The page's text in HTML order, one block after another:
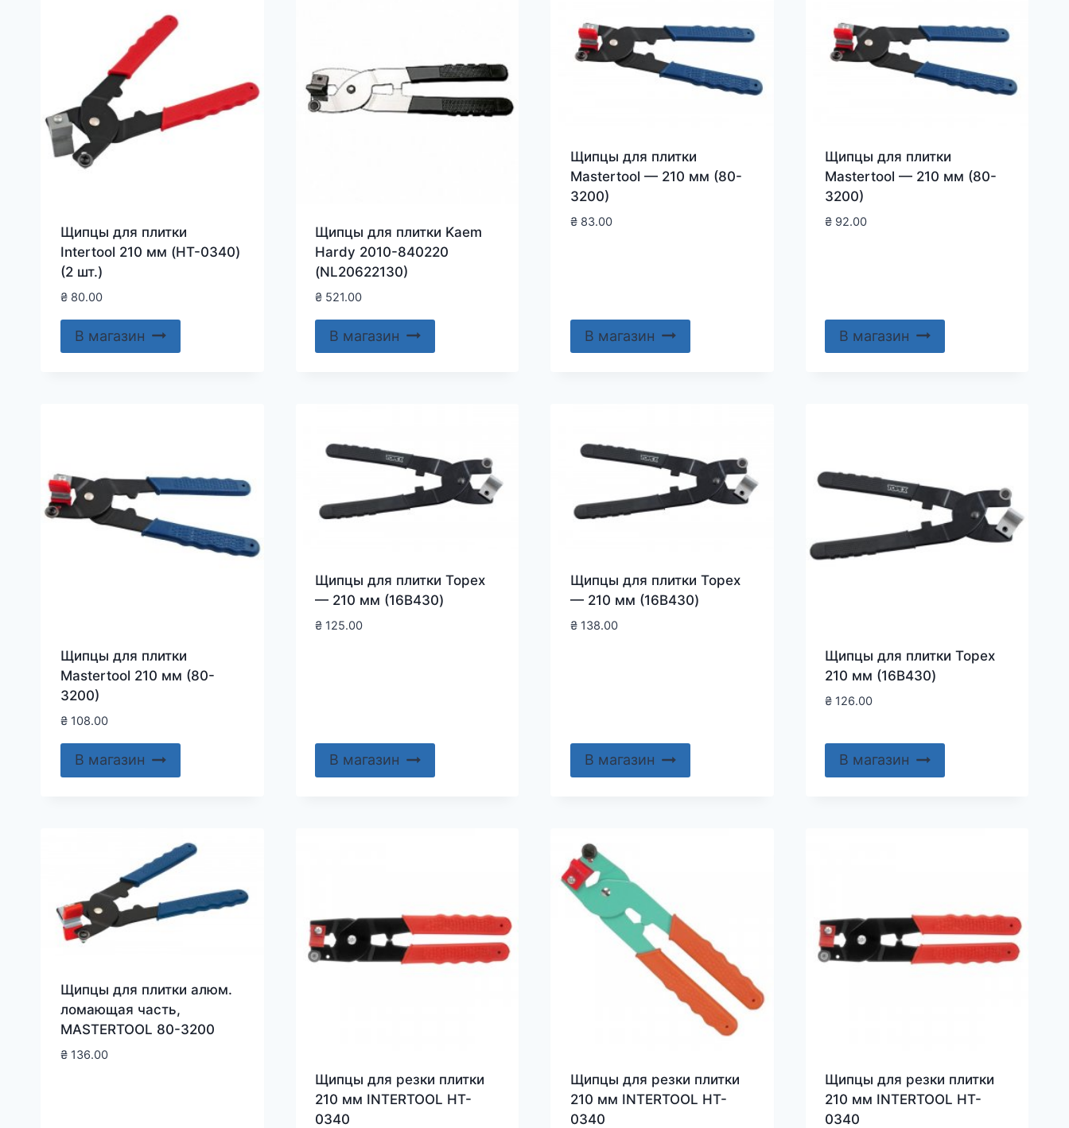
Щипцы для плитки
Intertool 210 мм (HT-0340)
(2 шт.)
₴80.00
В магазин
Щипцы для плитки Kaem
Hardy 2010-840220
(NL20622130)
₴ 521.00
В магазин
Щипцы для плитки
Mastertool — 210 мм (80-
3200)
₴83.00
В магазин
Щипцы для плитки
Mastertool — 210 мм (80-
3200)
₴ 92.00
В магазин
Щипцы для плитки
Mastertool 210 мм (80-
3200)
₴108.00
В магазин
Щипцы для плитки Topex
— 210 мм (16B430)
₴ 125.00
В магазин
Щипцы для плитки Topex
— 210 мм (16B430)
₴138.00
В магазин
Щипцы для плитки Topex
210 мм (16B430)
₴ 126.00
В магазин
Щипцы для плитки алюм.
ломающая часть,
MASTERTOOL 80-3200
₴136.00
Щипцы для резки плитки
210 мм INTERTOOL HT-
0340
Щипцы для резки плитки
210 мм INTERTOOL HT-
0340
Щипцы для резки плитки
210 мм INTERTOOL HT-
0340